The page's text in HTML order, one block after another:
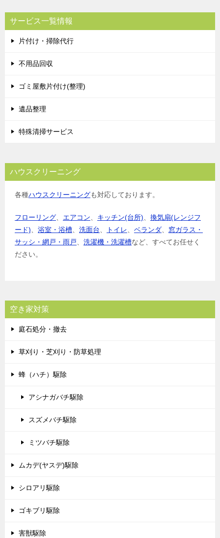
サービス一覧情報
片付け・掃除代行
不用品回収
ゴミ屋敷片付け(整理)
遺品整理
特殊清掃サービス
ハウスクリーニング
各種ハウスクリーニングも対応しております。
フローリング、 エアコン、 キッチン(台所)、 換気扇(レンジフ
ード)、 浴室・浴槽、 洗面台、 トイレ、 ベランダ、 窓ガラス・
サッシ・網戸・雨戸、 洗濯機・洗濯槽など、すべてお任せく
ださい。
空き家対策
庭石処分・撤去
草刈り・芝刈り・防草処理
蜂（ハチ）駆除
アシナガバチ駆除
スズメバチ駆除
ミツバチ駆除
ムカデ(ヤスデ)駆除
シロアリ駆除
ゴキブリ駆除
害獣駆除